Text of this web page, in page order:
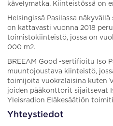
kävelymatka. Kiinteistössä on
Helsingissä Pasilassa
on kattavasti vuonna 2018
toimistokiinteistö, jossa on
000 m2.
BREEAM Good -sertifioitu Iso
muuntojoustava kiinteistö,
toimijoita vuokralaisina kuten
joiden pääkonttorit sijaitsevat
Yleisradion Eläkesäätiön
Yhteystiedot